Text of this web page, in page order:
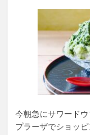
今朝急にサワード
プラーザでショッ